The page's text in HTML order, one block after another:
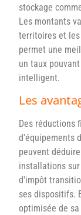
stockage
Les montants
territoires et
permet une
un taux
intelligent.
Les
Des réductions
d'équipements
peuvent
installations
d'impôt
ses dispositifs.
optimisée de